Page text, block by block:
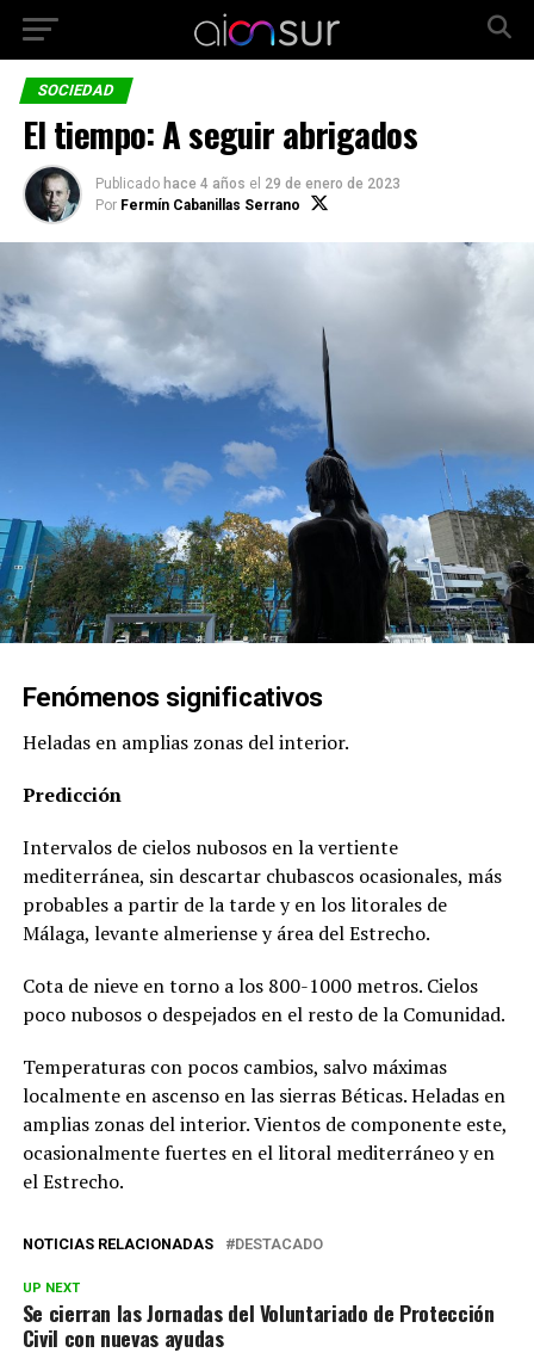
SOCIEDAD
El tiempo: A seguir abrigados
Publicado hace 4 años el 29 de enero de 2023
Por Fermín Cabanillas Serrano
Fenómenos significativos
Heladas en amplias zonas del interior.
Predicción
Intervalos de cielos nubosos en la vertiente
mediterránea, sin descartar chubascos ocasionales, más
probables a partir de la tarde y en los litorales de
Málaga, levante almeriense y área del Estrecho.
Cota de nieve en torno a los 800-1000 metros. Cielos
poco nubosos o despejados en el resto de la Comunidad.
Temperaturas con pocos cambios, salvo máximas
localmente en ascenso en las sierras Béticas. Heladas en
amplias zonas del interior. Vientos de componente este,
ocasionalmente fuertes en el litoral mediterráneo y en
el Estrecho.
NOTICIAS RELACIONADAS DESTACADO
UP NEXT
Se cierran las Jornadas del Voluntariado de Protección
Civil con nuevas ayudas